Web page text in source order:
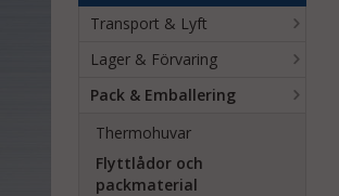
Transport & Lyft
Lager & Förvaring
Pack & Emballering
Thermohuvar
Flyttlådor och
packmaterial